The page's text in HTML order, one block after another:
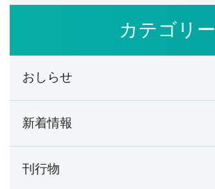
カテゴリー
おしらせ
新着情報
刊行物